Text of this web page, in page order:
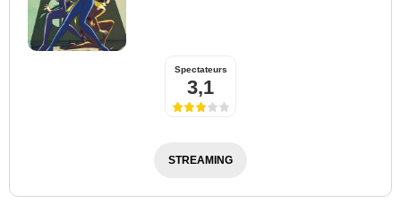
Spectateurs
3,1
STREAMING